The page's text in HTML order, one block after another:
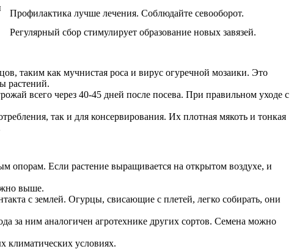
Профилактика лучше лечения. Соблюдайте севооборот.
Регулярный сбор стимулирует образование новых завязей.
таким как мучнистая роса и вирус огуречной мозаики. Это
растений.
всего через 40-45 дней после посева. При правильном уходе с
так и для консервирования. Их плотная мякоть и тонкая
опорам. Если растение выращивается на открытом воздухе, и
выше.
с землей. Огурцы, свисающие с плетей, легко собирать, они
за ним аналогичен агротехнике других сортов. Семена можно
климатических условиях.